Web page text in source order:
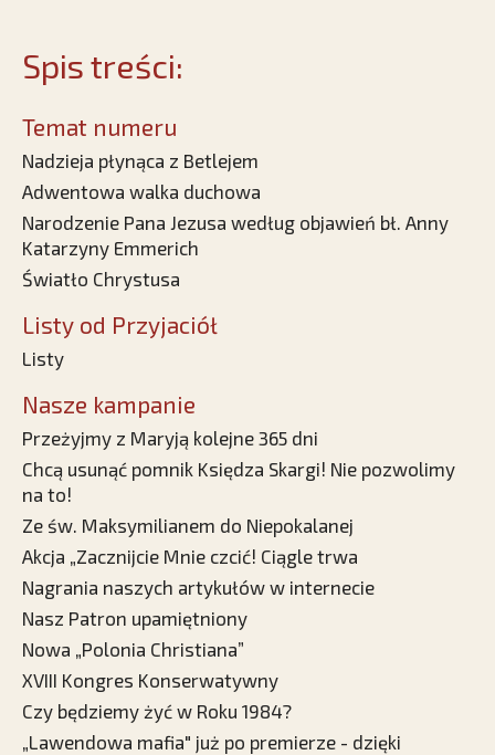
Spis treści:
Temat numeru
Nadzieja płynąca z Betlejem
Adwentowa walka duchowa
Narodzenie Pana Jezusa według objawień bł. Anny
Katarzyny Emmerich
Światło Chrystusa
Listy od Przyjaciół
Listy
Nasze kampanie
Przeżyjmy z Maryją kolejne 365 dni
Chcą usunąć pomnik Księdza Skargi! Nie pozwolimy
na to!
Ze św. Maksymilianem do Niepokalanej
Akcja „Zacznijcie Mnie czcić! Ciągle trwa
Nagrania naszych artykułów w internecie
Nasz Patron upamiętniony
Nowa „Polonia Christiana”
XVIII Kongres Konserwatywny
Czy będziemy żyć w Roku 1984?
„Lawendowa mafia" już po premierze - dzięki